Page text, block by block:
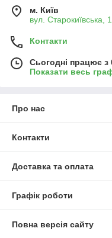
м. Київ
вул. Старокиївська,
Контакти
Сьогодні працює з
Показати весь
Про нас
Контакти
Доставка та оплата
Графік роботи
Повна версія сайту